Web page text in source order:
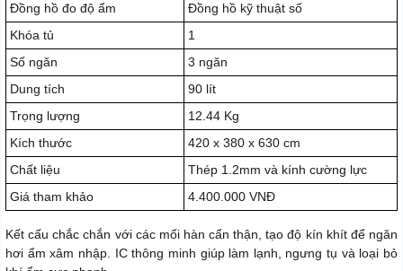
Đồng hồ đo độ ẩm
Đồng hồ kỹ thuật số
Khóa tủ
1
Số ngăn
3 ngăn
Dung tích
90 lít
Trọng lượng
12.44 Kg
Kích thước
420 x 380 x 630 cm
Chất liệu
Thép 1.2mm và kính cường lực
Giá tham khảo
4.400.000 VNĐ
Kết cấu chắc chắn với các mối hàn cẩn thận, tạo độ kín khít để ngăn
hơi ẩm xâm nhập. IC thông minh giúp làm lạnh, ngưng tụ và loại bỏ